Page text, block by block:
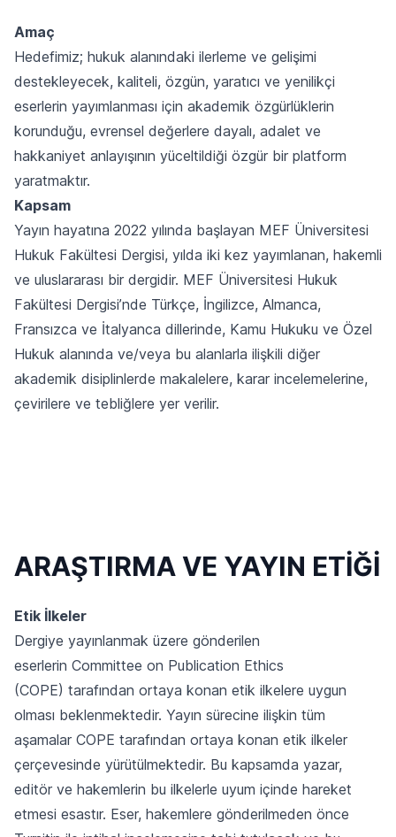
Amaç
Hedefimiz; hukuk alanındaki ilerleme ve gelişimi
destekleyecek, kaliteli, özgün, yaratıcı ve yenilikçi
eserlerin yayımlanması için akademik özgürlüklerin
korunduğu, evrensel değerlere dayalı, adalet ve
hakkaniyet anlayışının yüceltildiği özgür bir platform
yaratmaktır.
Kapsam
Yayın hayatına 2022 yılında başlayan MEF Üniversitesi
Hukuk Fakültesi Dergisi, yılda iki kez yayımlanan, hakemli
ve uluslararası bir dergidir. MEF Üniversitesi Hukuk
Fakültesi Dergisi’nde Türkçe, İngilizce, Almanca,
Fransızca ve İtalyanca dillerinde, Kamu Hukuku ve Özel
Hukuk alanında ve/veya bu alanlarla ilişkili diğer
akademik disiplinlerde makalelere, karar incelemelerine,
çevirilere ve tebliğlere yer verilir.
ARAŞTIRMA VE YAYIN ETİĞİ
Etik İlkeler
Dergiye yayınlanmak üzere gönderilen
eserlerin Committee on Publication Ethics
(COPE) tarafından ortaya konan etik ilkelere uygun
olması beklenmektedir. Yayın sürecine ilişkin tüm
aşamalar COPE tarafından ortaya konan etik ilkeler
çerçevesinde yürütülmektedir. Bu kapsamda yazar,
editör ve hakemlerin bu ilkelerle uyum içinde hareket
etmesi esastır. Eser, hakemlere gönderilmeden önce